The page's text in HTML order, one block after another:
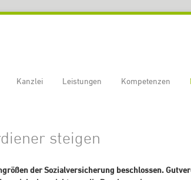
Kanzlei Leistungen Kompetenzen
steigen
der Sozialversicherung beschlossen.